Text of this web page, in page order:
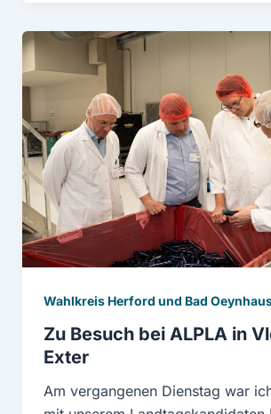
Wahlkreis Herford und Bad
Zu Besuch bei ALPLA in
Exter
Am vergangenen Dienstag war